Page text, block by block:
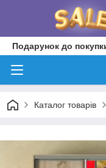
Подарунок до
Каталог товарів